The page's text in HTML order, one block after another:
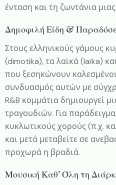
ένταση και τη ζωντάνια
Δημοφιλή Είδη &
Στους ελληνικούς γάμους
(dimotika), τα λαϊκά (laïka)
που ξεσηκώνουν
συνδυασμός αυτών με
R&B κομμάτια δημιουργεί
τραγουδιών. Για
κυκλωτικούς χορούς (π.χ.
και μετά μεταβείτε σε
προχωρά η βραδιά.
Μουσική Καθ’ Όλη τη